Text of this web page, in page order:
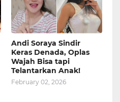
Andi Soraya Sindir
Keras Denada, Oplas
Wajah Bisa tapi
Telantarkan Anak!
February 02, 2026